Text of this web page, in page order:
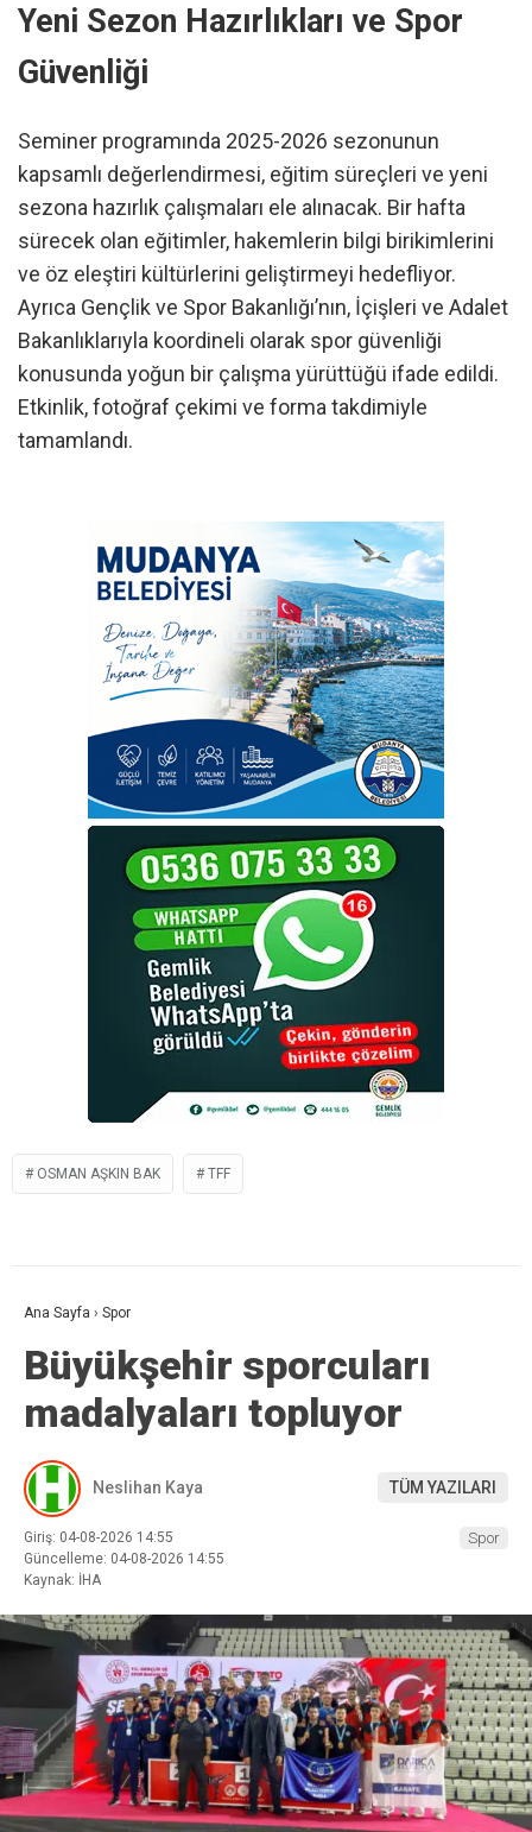
Yeni Sezon Hazırlıkları ve Spor
Güvenliği
Seminer programında 2025-2026 sezonunun
kapsamlı değerlendirmesi, eğitim süreçleri ve yeni
sezona hazırlık çalışmaları ele alınacak. Bir hafta
sürecek olan eğitimler, hakemlerin bilgi birikimlerini
ve öz eleştiri kültürlerini geliştirmeyi hedefliyor.
Ayrıca Gençlik ve Spor Bakanlığı’nın, İçişleri ve Adalet
Bakanlıklarıyla koordineli olarak spor güvenliği
konusunda yoğun bir çalışma yürüttüğü ifade edildi.
Etkinlik, fotoğraf çekimi ve forma takdimiyle
tamamlandı.
OSMAN AŞKIN BAK TFF
Ana Sayfa › Spor
Büyükşehir sporcuları
madalyaları topluyor
Neslihan Kaya TÜM YAZILARI
Giriş: 04-08-2026 14:55
Güncelleme: 04-08-2026 14:55
Kaynak: İHA
Spor